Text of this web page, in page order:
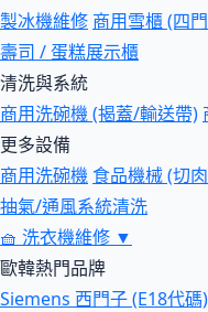
製冰機維修 商用雪櫃 (四
壽司 / 蛋糕展示櫃
清洗與系統
商用洗碗機 (揭蓋/輸送帶)
更多設備
商用洗碗機 食品機械 (切
抽氣/通風系統清洗
🧺 洗衣機維修 ▼
歐韓熱門品牌
Siemens 西門子 (E18代碼)